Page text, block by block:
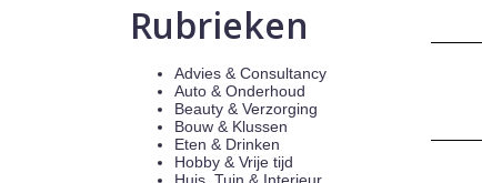
Rubrieken
Advies & Consultancy
Auto & Onderhoud
Beauty & Verzorging
Bouw & Klussen
Eten & Drinken
Hobby & Vrije tijd